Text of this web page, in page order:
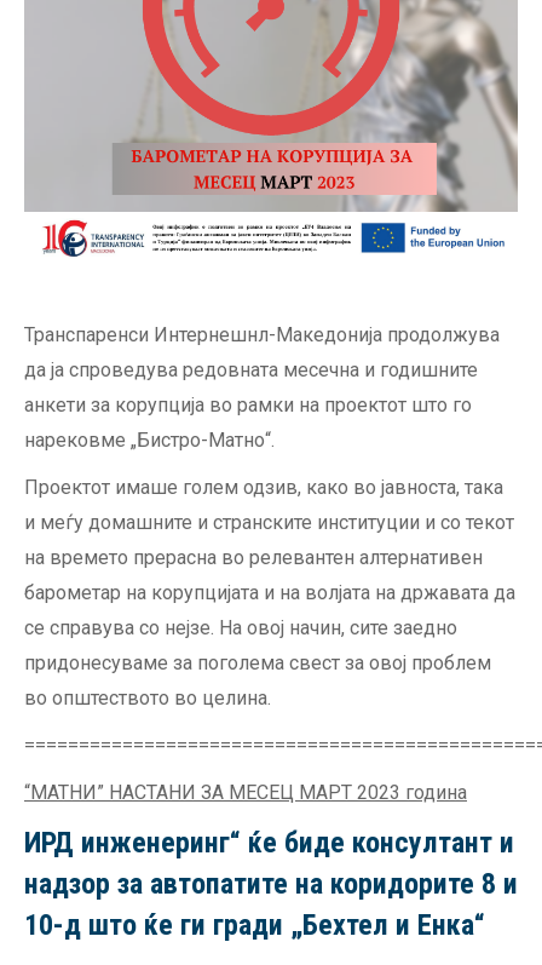
Транспаренси Интернешнл-Македонија продолжува
да ја спроведува редовната месечна и годишните
анкети за корупција во рамки на проектот што го
нарековме „Бистро-Матно“.
Проектот имаше голем одзив, како во јавноста, така
и меѓу домашните и странските институции и со текот
на времето прерасна во релевантен алтернативен
барометар на корупцијата и на волјата на државата да
се справува со нејзе. На овој начин, сите заедно
придонесуваме за поголема свест за овој проблем
во општеството во целина.
“МАТНИ” НАСТАНИ ЗА МЕСЕЦ МАРТ 2023 година
ИРД инженеринг“ ќе биде консултант и
надзор за автопатите на коридорите 8 и
10-д што ќе ги гради „Бехтел и Енка“